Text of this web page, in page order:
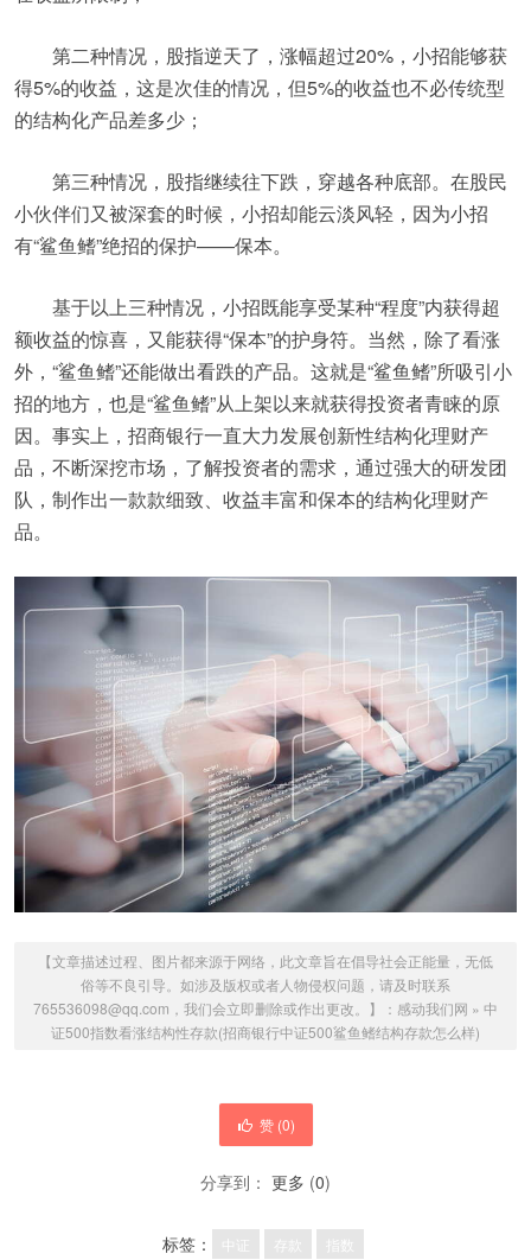
第二种情况，股指逆天了，涨幅超过20%，小招能够获
得5%的收益，这是次佳的情况，但5%的收益也不必传统型
的结构化产品差多少；
第三种情况，股指继续往下跌，穿越各种底部。在股民
小伙伴们又被深套的时候，小招却能云淡风轻，因为小招
有“鲨鱼鳍”绝招的保护——保本。
基于以上三种情况，小招既能享受某种“程度”内获得超
额收益的惊喜，又能获得“保本”的护身符。当然，除了看涨
外，“鲨鱼鳍”还能做出看跌的产品。这就是“鲨鱼鳍”所吸引小
招的地方，也是“鲨鱼鳍”从上架以来就获得投资者青睐的原
因。事实上，招商银行一直大力发展创新性结构化理财产
品，不断深挖市场，了解投资者的需求，通过强大的研发团
队，制作出一款款细致、收益丰富和保本的结构化理财产
品。
【文章描述过程、图片都来源于网络，此文章旨在倡导社会正能量，无低
俗等不良引导。如涉及版权或者人物侵权问题，请及时联系
765536098@qq.com，我们会立即删除或作出更改。】： 感动我们网 » 中
证500指数看涨结构性存款(招商银行中证500鲨鱼鳍结构存款怎么样)
赞 (0)
分享到： 更多 (0)
标签： 中证 存款 指数